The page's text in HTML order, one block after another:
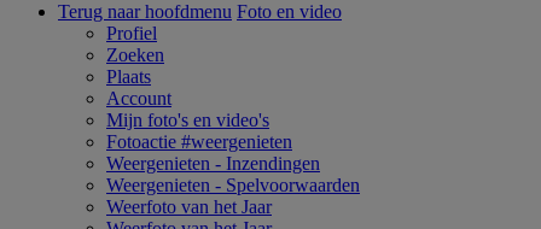
Terug naar hoofdmenu Foto en video
Profiel
Zoeken
Plaats
Account
Mijn foto's en video's
Fotoactie #weergenieten
Weergenieten - Inzendingen
Weergenieten - Spelvoorwaarden
Weerfoto van het Jaar